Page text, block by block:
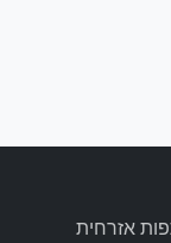
אזרחית